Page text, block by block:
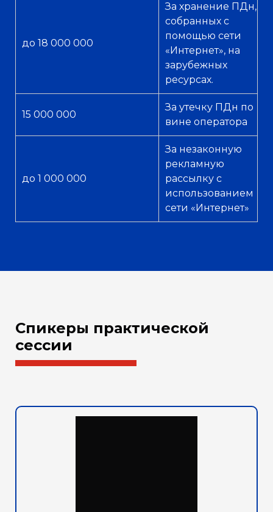
до 18 000 000
За хранение ПДн,
собранных с
помощью сети
«Интернет», на
зарубежных
ресурсах.
15 000 000
За утечку ПДн по
вине оператора
до 1 000 000
За незаконную
рекламную
рассылку с
использованием
сети «Интернет»
Спикеры практической
сессии